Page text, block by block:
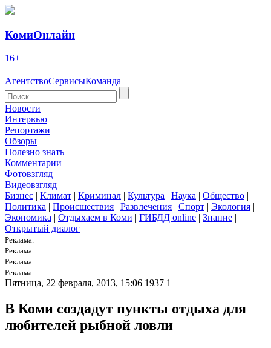
КомиОнлайн
16+
АгентствоСервисыКоманда
Новости
Интервью
Репортажи
Обзоры
Полезно знать
Комментарии
Фотовзгляд
Видеовзгляд
Бизнес | Климат | Криминал | Культура | Наука | Общество |
Политика | Происшествия | Развлечения | Спорт | Экология |
Экономика | Отдыхаем в Коми | ГИБДД online | Знание |
Открытый диалог
Реклама.
Реклама.
Реклама.
Реклама.
Пятница, 22 февраля, 2013, 15:06 1937 1
В Коми создадут пункты отдыха для
любителей рыбной ловли